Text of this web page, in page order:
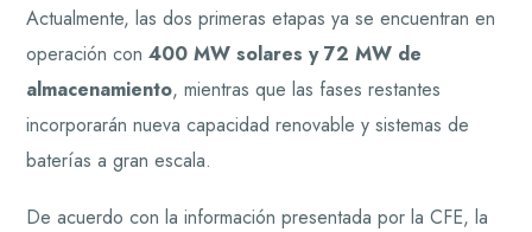
Actualmente, las dos primeras etapas ya se encuentran en
operación con400 MW solares y 72 MW de
almacenamiento, mientras que las fases restantes
incorporarán nueva capacidad renovable y sistemas de
baterías a gran escala.
De acuerdo con la información presentada por la CFE, la